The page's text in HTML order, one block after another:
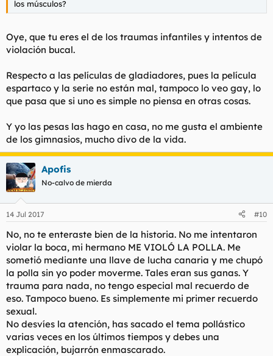
los músculos?
Oye, que tu eres el de los traumas infantiles y intentos de
violación bucal.
Respecto a las películas de gladiadores, pues la película
espartaco y la serie no están mal, tampoco lo veo gay, lo
que pasa que si uno es simple no piensa en otras cosas.
Y yo las pesas las hago en casa, no me gusta el ambiente
de los gimnasios, mucho divo de la vida.
Apofis
No-calvo de mierda
14 Jul 2017 #10
No, no te enteraste bien de la historia. No me intentaron
violar la boca, mi hermano ME VIOLÓ LA POLLA. Me
sometió mediante una llave de lucha canaria y me chupó
la polla sin yo poder moverme. Tales eran sus ganas. Y
trauma para nada, no tengo especial mal recuerdo de
eso. Tampoco bueno. Es simplemente mi primer recuerdo
sexual.
No desvíes la atención, has sacado el tema pollástico
varias veces en los últimos tiempos y debes una
explicación, bujarrón enmascarado.